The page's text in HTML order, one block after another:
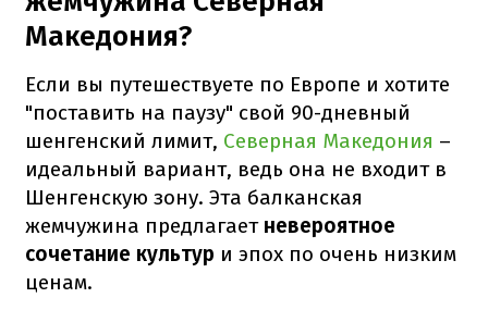
Македония?
Если вы путешествуете по Европе и хотите
"поставить на паузу" свой 90-дневный
шенгенский лимит, Северная Македония –
идеальный вариант, ведь она не входит в
Шенгенскую зону. Эта балканская
жемчужина предлагает невероятное
сочетание культур и эпох по очень низким
ценам.